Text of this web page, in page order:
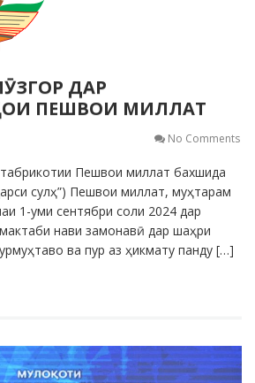
ДАР
ПЕШВОИ МИЛЛАТ
No Comments
Пешвои миллат бахшида
сулҳ”) Пешвои миллат, муҳтарам
1-уми сентябри соли 2024 дар
нави замонавӣ дар шаҳри
ва пур аз ҳикмату панду […]